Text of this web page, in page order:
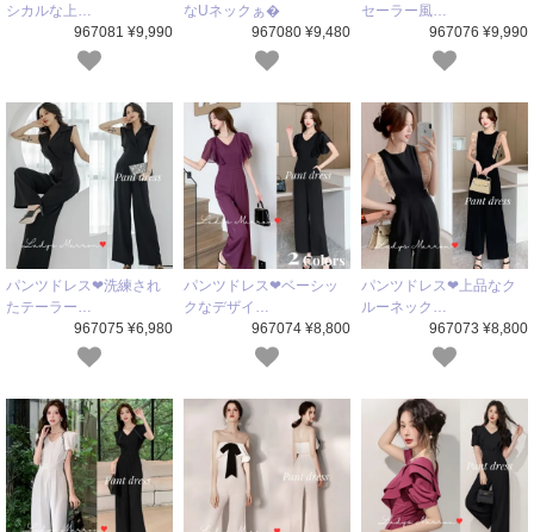
シカルな上…
967081 ¥9,990
なUネックぁ�
967080 ¥9,480
セーラー風…
967076 ¥9,990
パンツドレス❤洗練され
たテーラー…
967075 ¥6,980
パンツドレス❤ベーシッ
クなデザイ…
967074 ¥8,800
パンツドレス❤上品なク
ルーネック…
967073 ¥8,800